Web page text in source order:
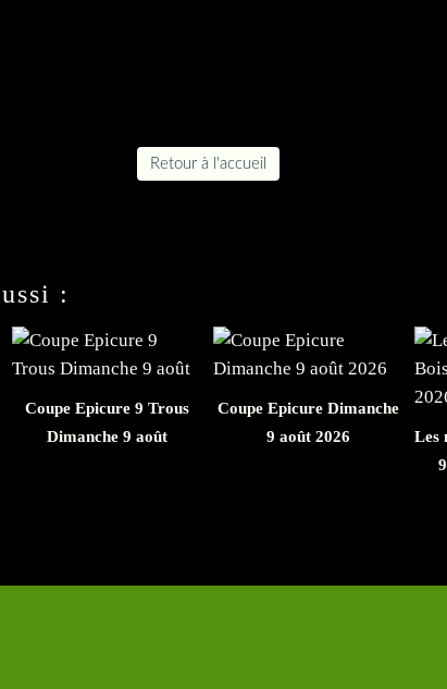
Retour à l'accueil
:
Coupe Epicure 9 Trous
Dimanche 9 août
Coupe Epicure Dimanche
9 août 2026
Les